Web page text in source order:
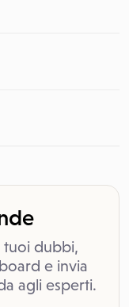
tuoi dubbi,
e invia
agli esperti.